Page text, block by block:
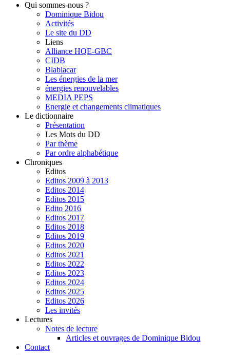
Qui sommes-nous ?
Dominique Bidou
Activités
Le site du DD
Liens
Alliance HQE-GBC
CIDB
Blablacar
Les énergies de la mer
énergies renouvelables
MEDIA PEPS
Energie et changements climatiques
Le dictionnaire
Présentation
Les Mots du DD
Par thème
Par ordre alphabétique
Chroniques
Editos
Editos 2009 à 2013
Editos 2014
Editos 2015
Edito 2016
Editos 2017
Editos 2018
Editos 2019
Editos 2020
Editos 2021
Editos 2022
Editos 2023
Editos 2024
Editos 2025
Editos 2026
Les invités
Lectures
Notes de lecture
Articles et ouvrages de Dominique Bidou
Contact